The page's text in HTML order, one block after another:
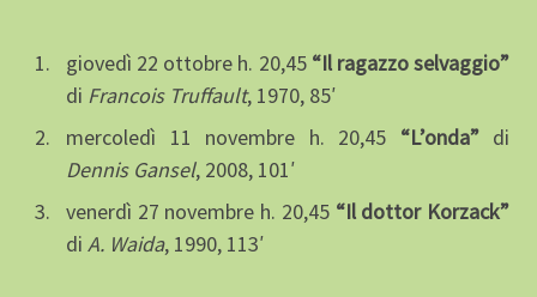
giovedì 22 ottobre h. 20,45 “Il ragazzo selvaggio”
di Francois Truffault, 1970, 85′
mercoledì 11 novembre h. 20,45 “L’onda” di
Dennis Gansel, 2008, 101′
venerdì 27 novembre h. 20,45 “Il dottor Korzack”
di A. Waida, 1990, 113′